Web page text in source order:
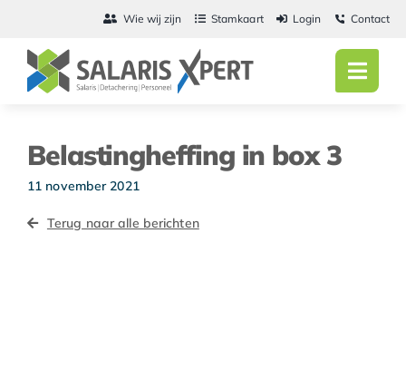
inhoud
Wie wij zijn Stamkaart Login Contact
Belastingheffing in box 3
11 november 2021
Terug naar alle berichten